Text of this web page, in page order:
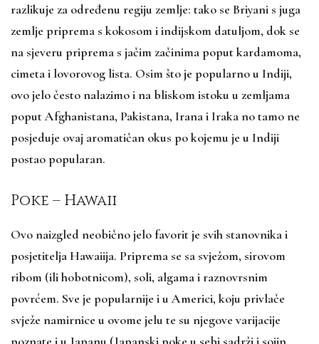
razlikuje za određenu regiju zemlje: tako se Briyani s juga
zemlje priprema s kokosom i indijskom datuljom, dok se
na sjeveru priprema s jačim začinima poput kardamoma,
cimeta i lovorovog lista. Osim što je popularno u Indiji,
ovo jelo često nalazimo i na bliskom istoku u zemljama
poput Afghanistana, Pakistana, Irana i Iraka no tamo ne
posjeduje ovaj aromatičan okus po kojemu je u Indiji
postao popularan.
Poke – Hawaii
Ovo naizgled neobično jelo favorit je svih stanovnika i
posjetitelja Hawaiija. Priprema se sa svježom, sirovom
ribom (ili hobotnicom), soli, algama i raznovrsnim
povrćem. Sve je popularnije i u Americi, koju privlače
svježe namirnice u ovome jelu te su njegove varijacije